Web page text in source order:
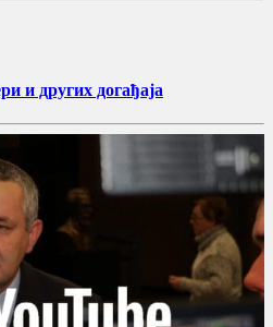
и других догађаја